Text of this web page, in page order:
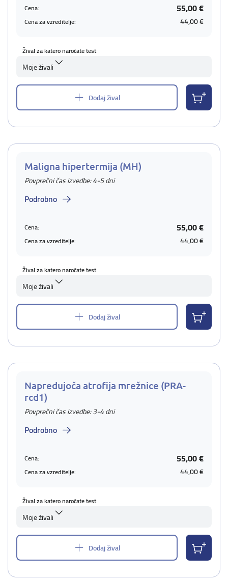
Cena: 55,00 €
Cena za vzreditelje: 44,00 €
Žival za katero naročate test
Moje živali
Dodaj žival
Maligna hipertermija (MH)
Povprečni čas izvedbe: 4-5 dni
Podrobno
Cena: 55,00 €
Cena za vzreditelje: 44,00 €
Žival za katero naročate test
Moje živali
Dodaj žival
Napredujoča atrofija mrežnice (PRA-
rcd1)
Povprečni čas izvedbe: 3-4 dni
Podrobno
Cena: 55,00 €
Cena za vzreditelje: 44,00 €
Žival za katero naročate test
Moje živali
Dodaj žival